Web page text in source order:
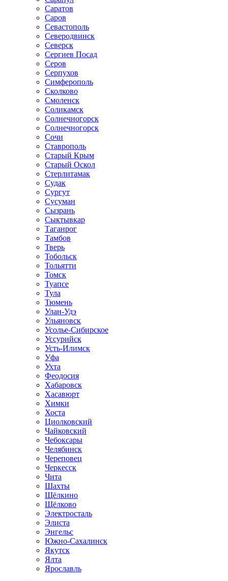
Саратов
Саров
Севастополь
Северодвинск
Северск
Сергиев Посад
Серов
Серпухов
Симферополь
Сколково
Смоленск
Соликамск
Солнечногорск
Солнечногорск
Сочи
Ставрополь
Старый Крым
Старый Оскол
Стерлитамак
Судак
Сургут
Сусуман
Сызрань
Сыктывкар
Таганрог
Тамбов
Тверь
Тобольск
Тольятти
Томск
Туапсе
Тула
Тюмень
Улан-Удэ
Ульяновск
Усолье-Сибирское
Уссурийск
Усть-Илимск
Уфа
Ухта
Феодосия
Хабаровск
Хасавюрт
Химки
Хоста
Циолковский
Чайковский
Чебоксары
Челябинск
Череповец
Черкесск
Чита
Шахты
Щёлкино
Щёлково
Электросталь
Элиста
Энгельс
Южно-Сахалинск
Якутск
Ялта
Ярославль